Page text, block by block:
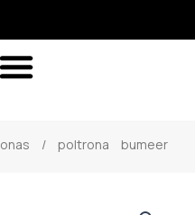
/ poltrona bumeer